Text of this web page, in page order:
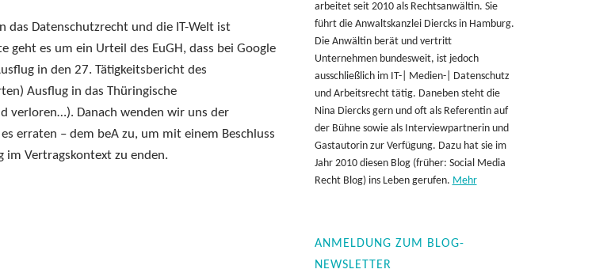
das Datenschutzrecht und die IT-Welt ist
geht es um ein Urteil des EuGH, dass bei Google
in den 27. Tätigkeitsbericht des
Ausflug in das Thüringische
verloren…). Danach wenden wir uns der
erraten – dem beA zu, um mit einem Beschluss
im Vertragskontext zu enden.
arbeitet seit 2010 als Rechtsanwältin. Sie
führt die Anwaltskanzlei Diercks in Hamburg.
Die Anwältin berät und vertritt
Unternehmen bundesweit, ist jedoch
ausschließlich im IT-| Medien-| Datenschutz
und Arbeitsrecht tätig. Daneben steht die
Nina Diercks gern und oft als Referentin auf
der Bühne sowie als Interviewpartnerin und
Gastautorin zur Verfügung. Dazu hat sie im
Jahr 2010 diesen Blog (früher: Social Media
Recht Blog) ins Leben gerufen. Mehr
ANMELDUNG ZUM BLOG-
NEWSLETTER